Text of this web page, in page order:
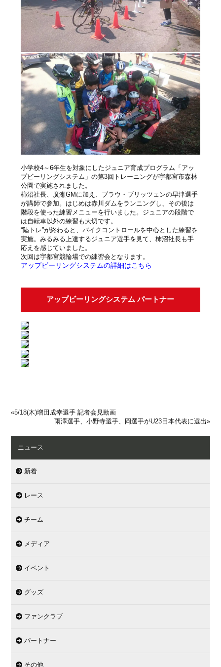
小学校4～6年生を対象にしたジュニア育成プログラム「アッ
プビーリングシステム」の第3回トレーニングが宇都宮市森林
公園で実施されました。
柿沼社長、廣瀬GMに加え、ブラウ・ブリッツェンの早津選手
が講師で参加。はじめは赤川ダムをランニングし、その後は
階段を使った練習メニューを行いました。ジュニアの段階で
は自転車以外の練習も大切です。
“陸トレ”が終わると、バイクコントロールを中心とした練習を
実施。みるみる上達するジュニア選手を見て、柿沼社長も手
応えを感じていました。
次回は宇都宮競輪場での練習会となります。
アップビーリングシステムの詳細はこちら
アップビーリングシステム パートナー
«5/18(木)増田成幸選手 記者会見動画
雨澤選手、小野寺選手、岡選手がU23日本代表に選出»
ニュース
新着
レース
チーム
メディア
イベント
グッズ
ファンクラブ
パートナー
その他